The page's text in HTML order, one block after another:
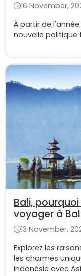
16 November,
À partir de
nouvelle politique
Bali,
voyager à
13 November,
Explorez les
les charmes
Indonésie avec